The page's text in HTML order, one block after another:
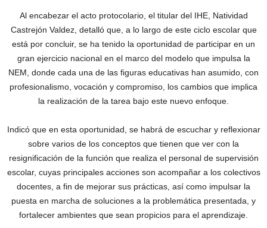
Al encabezar el acto protocolario, el titular del IHE, Natividad
Castrejón Valdez, detalló que, a lo largo de este ciclo escolar que
está por concluir, se ha tenido la oportunidad de participar en un
gran ejercicio nacional en el marco del modelo que impulsa la
NEM, donde cada una de las figuras educativas han asumido, con
profesionalismo, vocación y compromiso, los cambios que implica
la realización de la tarea bajo este nuevo enfoque.
Indicó que en esta oportunidad, se habrá de escuchar y reflexionar
sobre varios de los conceptos que tienen que ver con la
resignificación de la función que realiza el personal de supervisión
escolar, cuyas principales acciones son acompañar a los colectivos
docentes, a fin de mejorar sus prácticas, así como impulsar la
puesta en marcha de soluciones a la problemática presentada, y
fortalecer ambientes que sean propicios para el aprendizaje.